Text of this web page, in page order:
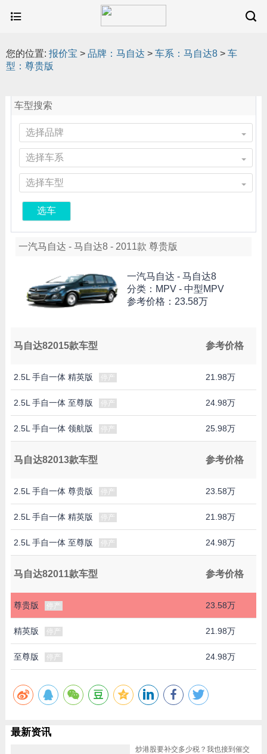
您的位置: 报价宝 > 品牌：马自达 > 车系：马自达8 > 车
型：尊贵版
车型搜索
选择品牌
选择车系
选择车型
选车
一汽马自达 - 马自达8 - 2011款 尊贵版
一汽马自达 - 马自达8
分类：MPV - 中型MPV
参考价格： 23.58万
马自达82015款车型 参考价格
2.5L 手自一体 精英版 停产 21.98万
2.5L 手自一体 至尊版 停产 24.98万
2.5L 手自一体 领航版 停产 25.98万
马自达82013款车型 参考价格
2.5L 手自一体 尊贵版 停产 23.58万
2.5L 手自一体 精英版 停产 21.98万
2.5L 手自一体 至尊版 停产 24.98万
马自达82011款车型 参考价格
尊贵版 停产 23.58万
精英版 停产 21.98万
至尊版 停产 24.98万
最新资讯
炒港股要补交多少税？我也接到催交